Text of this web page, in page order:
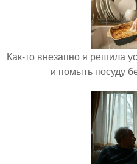
Как-то внезапно я решила
и помыть посуду